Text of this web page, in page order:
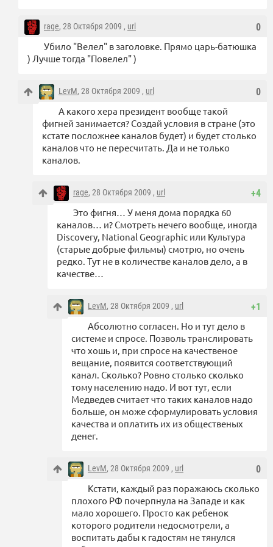
0
rage, 28 Октября 2009 , url
Убило "Велел" в заголовке. Прямо царь-батюшка
) Лучше тогда "Повелел" )
0
LevM, 28 Октября 2009 , url
А какого хера президент вообще такой
фигней занимается? Создай условия в стране (это
кстате посложнее каналов будет) и будет столько
каналов что не пересчитать. Да и не только
каналов.
+4
rage, 28 Октября 2009 , url
Это фигня… У меня дома порядка 60
каналов… и? Смотреть нечего вообще, иногда
Discovery, National Geographic или Культура
(старые добрые фильмы) смотрю, но очень
редко. Тут не в количестве каналов дело, а в
качестве…
+1
LevM, 28 Октября 2009 , url
Абсолютно согласен. Но и тут дело в
системе и спросе. Позволь транслировать
что хошь и, при спросе на качественое
вещание, появится соответствующий
канал. Сколько? Ровно столько сколько
тому населению надо. И вот тут, если
Медведев считает что таких каналов надо
больше, он може сформулировать условия
качества и оплатить их из общественых
денег.
0
LevM, 28 Октября 2009 , url
Кстати, каждый раз поражаюсь сколько
плохого РФ почерпнула на Западе и как
мало хорошего. Просто как ребенок
которого родители недосмотрели, а
воспитать дабы к гадостям не тянулся